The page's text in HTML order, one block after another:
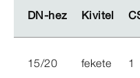
DN-​hez Kivitel
DN-​hez Kivitel
15/20 fekete 1